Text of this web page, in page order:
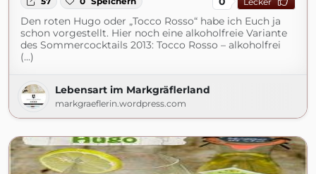
Den roten Hugo oder „Tocco Rosso“ habe ich Euch ja
schon vorgestellt. Hier noch eine alkoholfreie Variante
des Sommercocktails 2013: Tocco Rosso – alkoholfrei
(...)
Lebensart im Markgräflerland
markgraeflerin.wordpress.com